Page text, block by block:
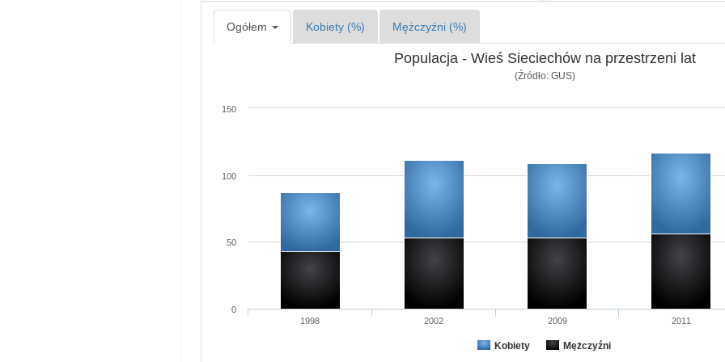
Ogółem Kobiety (%) Mężczyźni (%)
Populacja - Wieś Sieciechów na przestrzeni lat
(Źródło: GUS)
Kobiety Mężczyźni
1998 2002 2009 2011
0
50
100
150